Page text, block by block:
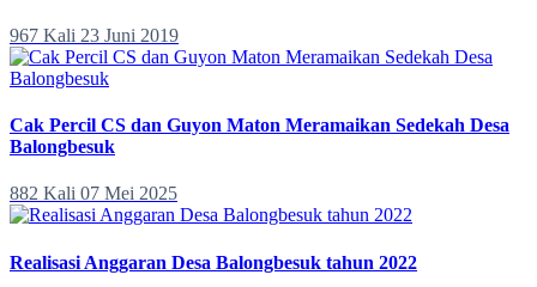
967 Kali 23 Juni 2019
Cak Percil CS dan Guyon Maton Meramaikan Sedekah Desa
Balongbesuk
882 Kali 07 Mei 2025
Realisasi Anggaran Desa Balongbesuk tahun 2022